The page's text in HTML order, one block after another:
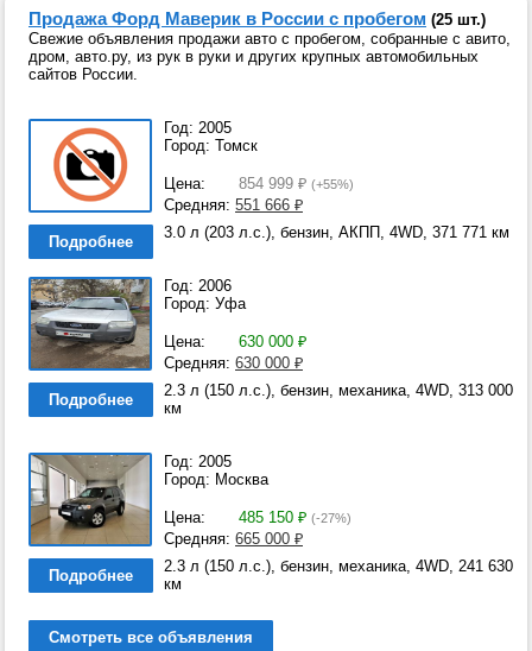
Продажа Форд Маверик в России с пробегом (25 шт.)
Свежие объявления продажи авто с пробегом, собранные с авито,
дром, авто.ру, из рук в руки и других крупных автомобильных
сайтов России.
Год: 2005
Город: Томск
Цена: 854 999 ₽ (+55%)
Средняя: 551 666 ₽
Подробнее
3.0 л (203 л.с.), бензин, АКПП, 4WD, 371 771 км
Год: 2006
Город: Уфа
Цена: 630 000 ₽
Средняя: 630 000 ₽
Подробнее
2.3 л (150 л.с.), бензин, механика, 4WD, 313 000
км
Год: 2005
Город: Москва
Цена: 485 150 ₽ (-27%)
Средняя: 665 000 ₽
Подробнее
2.3 л (150 л.с.), бензин, механика, 4WD, 241 630
км
Смотреть все объявления